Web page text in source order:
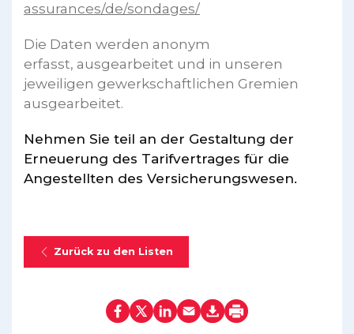
assurances/de/sondages/
Die Daten werden anonym
erfasst, ausgearbeitet und in unseren
jeweiligen gewerkschaftlichen Gremien
ausgearbeitet.
Nehmen Sie teil an der Gestaltung der
Erneuerung des Tarifvertrages für die
Angestellten des Versicherungswesen.
Zurück zu den Listen